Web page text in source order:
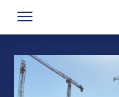
Toggle
navigation